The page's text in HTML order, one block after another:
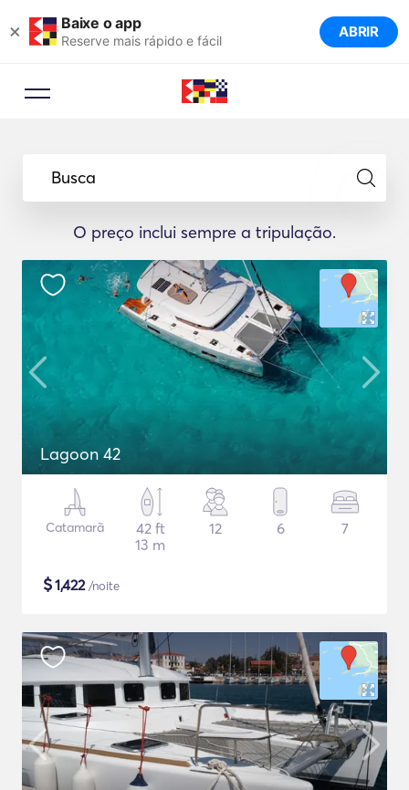
× Baixe o app
Reserve mais rápido e fácil ABRIR
Busca
O preço inclui sempre a tripulação.
Lagoon 42
Catamarã
42 ft
13 m
12 6 7
$1,422/noite